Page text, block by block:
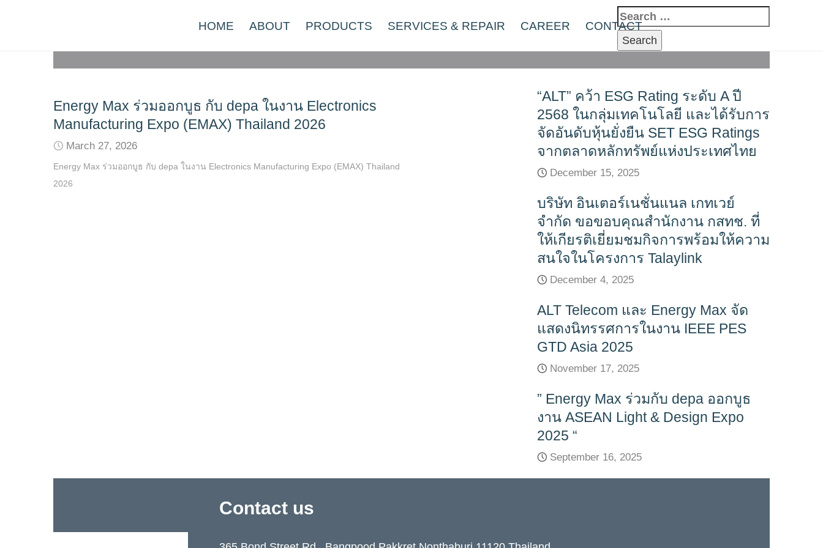
HOME ABOUT PRODUCTS SERVICES & REPAIR CAREER CONTACT
Search
for:
Energy Max ร่วมออกบูธ กับ depa ในงาน Electronics
Manufacturing Expo (EMAX) Thailand 2026
March 27, 2026
Energy Max ร่วมออกบูธ กับ depa ในงาน Electronics Manufacturing Expo (EMAX) Thailand
2026
“ALT” คว้า ESG Rating ระดับ A ปี
2568 ในกลุ่มเทคโนโลยี และได้รับการ
จัดอันดับหุ้นยั่งยืน SET ESG Ratings
จากตลาดหลักทรัพย์แห่งประเทศไทย
December 15, 2025
บริษัท อินเตอร์เนชั่นแนล เกทเวย์
จำกัด ขอขอบคุณสำนักงาน กสทช. ที่
ให้เกียรติเยี่ยมชมกิจการพร้อมให้ความ
สนใจในโครงการ Talaylink
December 4, 2025
ALT Telecom และ Energy Max จัด
แสดงนิทรรศการในงาน IEEE PES
GTD Asia 2025
November 17, 2025
” Energy Max ร่วมกับ depa ออกบูธ
งาน ASEAN Light & Design Expo
2025 “
September 16, 2025
Contact us